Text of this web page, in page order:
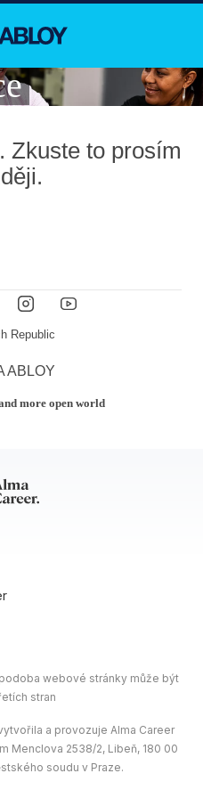
Zkuste to prosím
Republic
ABLOY
more open world
webové stránky může být
stran
a provozuje Alma Career
Menclova 2538/2, Libeň, 180 00
soudu v Praze.